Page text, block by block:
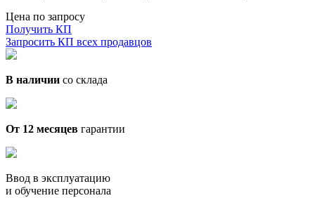
Цена по запросу
Получить КП
Запросить КП всех продавцов
В наличии со склада
От 12 месяцев гарантии
Ввод в эксплуатацию
и обучение персонала